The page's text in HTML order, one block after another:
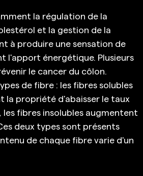
la régulation de la
et la gestion de la
à produire une sensation de
l'apport énergétique. Plusieurs
le cancer du côlon.
de fibre : les fibres solubles
la propriété d'abaisser le taux
les fibres insolubles augmentent
deux types sont présents
de chaque fibre varie d'un